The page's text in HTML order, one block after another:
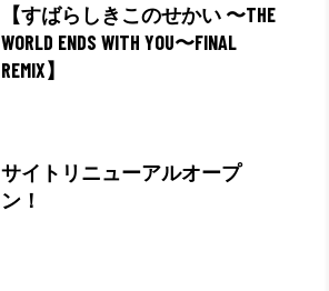
【すばらしきこのせかい 〜THE
WORLD ENDS WITH YOU〜FINAL
REMIX】
サイトリニューアルオープ
ン！